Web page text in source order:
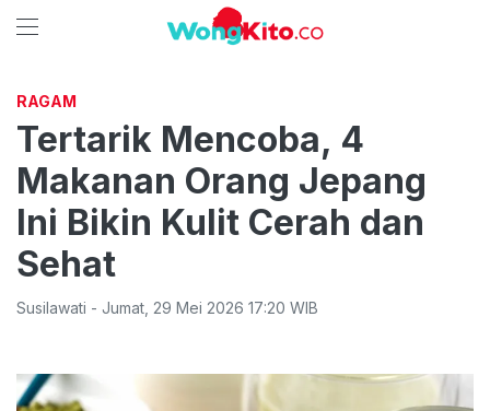
RAGAM
Tertarik Mencoba, 4
Makanan Orang Jepang
Ini Bikin Kulit Cerah dan
Sehat
Susilawati - Jumat 29 Mei 2026 17:20 WIB